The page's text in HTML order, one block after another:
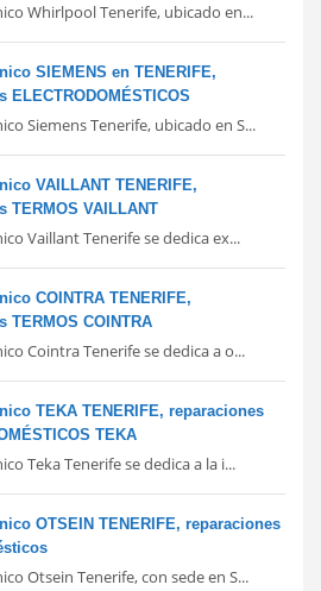
Whirlpool Tenerife, ubicado en...
SIEMENS en TENERIFE,
ELECTRODOMÉSTICOS
Siemens Tenerife, ubicado en S...
VAILLANT TENERIFE,
TERMOS VAILLANT
Vaillant Tenerife se dedica ex...
COINTRA TENERIFE,
TERMOS COINTRA
Cointra Tenerife se dedica a o...
TEKA TENERIFE, reparaciones
TEKA
Teka Tenerife se dedica a la i...
OTSEIN TENERIFE, reparaciones
Otsein Tenerife, con sede en S...